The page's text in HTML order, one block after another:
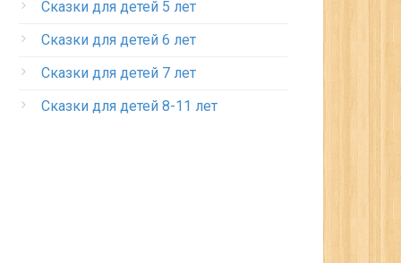
Сказки для детей 5 лет
Сказки для детей 6 лет
Сказки для детей 7 лет
Сказки для детей 8-11 лет